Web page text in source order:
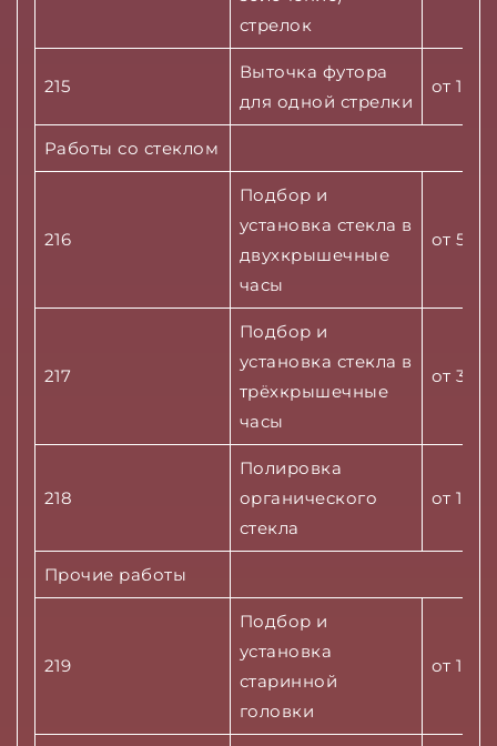
стрелок
215
Выточка футора
для одной стрелки
от
Работы со стеклом
216
Подбор и
установка стекла в
двухкрышечные
часы
от 500
217
Подбор и
установка стекла в
трёхкрышечные
часы
от
218
Полировка
органического
стекла
от
Прочие работы
219
Подбор и
установка
старинной
головки
от